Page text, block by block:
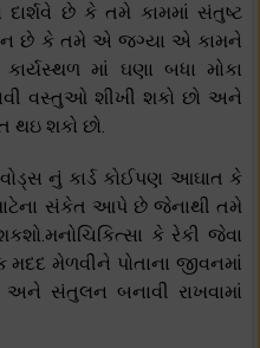
છે કે તમે કામમાં સંતુષ્ટ
છે કે તમે એ જગ્યા એ કામને
માં ઘણા બધા મોકા
વસ્તુઓ શીખી શકો છો અને
થઇ શકો છો.
નું કાર્ડ કોઈપણ આઘાત કે
સંકેત આપે છે જેનાથી તમે
કે રેકી જેવા
મેળવીને પોતાના જીવનમાં
અને સંતુલન બનાવી રાખવામાં